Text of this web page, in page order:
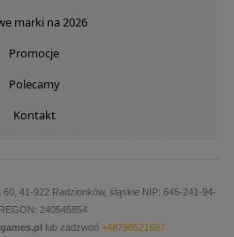
marki na 2026
Promocje
Polecamy
Kontakt
41-922 Radzionków, śląskie NIP: 645-241-94-
240545854
lub zadzwoń +48796521697